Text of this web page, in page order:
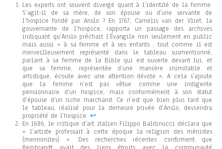
Les experts ont souvent divergé quant à l’identité de la femme.
S’agit-il de sa mère, de son épouse ou d’une servante de
l’hospice fondé par Anslo ? En 1767, Camelis van der Vliet, la
gouvernante de l’hospice, rapporta un passage des archives
indiquant qu’Anslo prêchait l’Évangile non seulement en public
mais aussi « à sa femme et à ses enfants ; tout comme il est
merveilleusement représenté dans le tableau susmentionné,
parlant à sa femme de la Bible qui est ouverte devant lui, et
que sa femme, représentée d’une manière inimitable et
artistique, écoute avec une attention dévote ». A cela s’ajoute
que la femme n’est pas vêtue comme une indigente
pensionnaire d’un hospice, mais conformément à son statut
d’épouse d’un riche marchand. Ce n’est que bien plus tard que
le tableau, réalisé pour la demeure privée d’Anslo, deviendra
propriété de l’hospice. ↩︎
En 1686, le critique d’art italien Filippo Baldinucci déclara que
« l’artiste professait à cette époque la religion des ménistes
(mennonites) ». Des recherches récentes confirment que